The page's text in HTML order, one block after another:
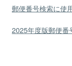
郵便番号検索に使
2025年度版郵便番